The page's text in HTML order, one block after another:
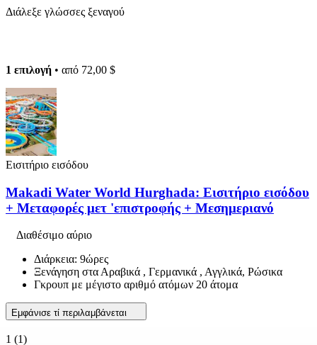
Διάλεξε γλώσσες ξεναγού
1 επιλογή • από 72,00 $
Εισιτήριο εισόδου
Makadi Water World Hurghada: Εισιτήριο εισόδου
+ Μεταφορές μετ 'επιστροφής + Μεσημεριανό
Διαθέσιμο αύριο
Διάρκεια: 9ώρες
Ξενάγηση στα Αραβικά , Γερμανικά , Αγγλικά, Ρώσικα
Γκρουπ με μέγιστο αριθμό ατόμων 20 άτομα
Εμφάνισε τί περιλαμβάνεται
1 (1)